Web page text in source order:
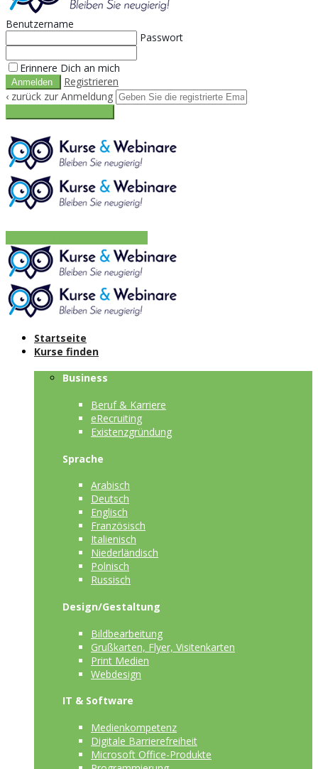
Benutzername
Passwort
Erinnere Dich an mich
Registrieren
‹ zurück zur Anmeldung
Startseite
Kurse finden
Business
Beruf & Karriere
eRecruiting
Existenzgründung
Sprache
Arabisch
Deutsch
Englisch
Französisch
Italienisch
Niederländisch
Polnisch
Russisch
Design/Gestaltung
Bildbearbeitung
Grußkarten, Flyer, Visitenkarten
Print Medien
Webdesign
IT & Software
Medienkompetenz
Digitale Barrierefreiheit
Microsoft Office-Produkte